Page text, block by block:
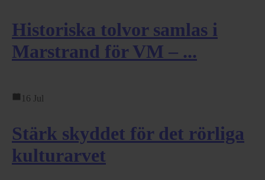
Historiska tolvor samlas i
Marstrand för VM – ...
16 Jul
Stärk skyddet för det rörliga
kulturarvet